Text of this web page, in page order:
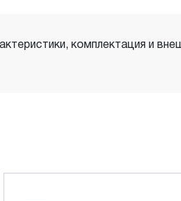
комплектация и